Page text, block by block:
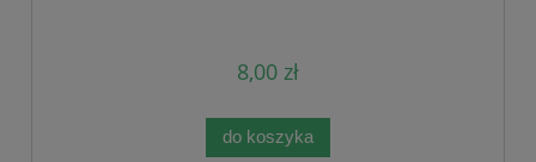
8,00 zł
do koszyka